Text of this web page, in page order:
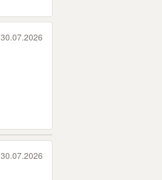
30.07.2026
30.07.2026